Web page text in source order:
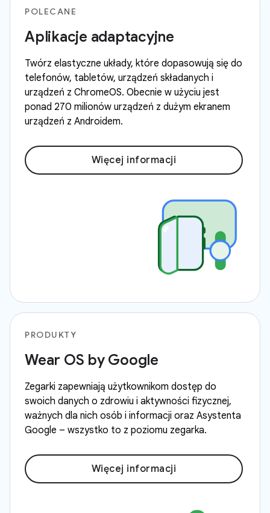
POLECANE
Aplikacje adaptacyjne
Twórz elastyczne układy, które dopasowują się do
telefonów, tabletów, urządzeń składanych i
urządzeń z ChromeOS. Obecnie w użyciu jest
ponad 270 milionów urządzeń z dużym ekranem
urządzeń z Androidem.
Więcej informacji
PRODUKTY
Wear OS by Google
Zegarki zapewniają użytkownikom dostęp do
swoich danych o zdrowiu i aktywności fizycznej,
ważnych dla nich osób i informacji oraz Asystenta
Google – wszystko to z poziomu zegarka.
Więcej informacji